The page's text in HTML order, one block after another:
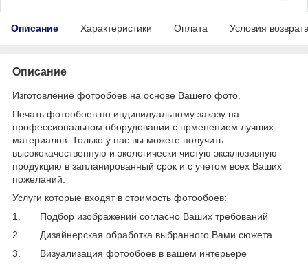
Описание Характеристики Оплата Условия
Описание
Изготовление фотообоев на основе Вашего фото.
Печать фотообоев по индивидуальному заказу на
профессиональном оборудовании с прменением лучших
материалов. Только у нас вы можете получить
высококачественную и экологически чистую эксклюзивную
продукцию в запланированный срок и с учетом всех Ваших
пожеланий.
Услуги которые входят в стоимость фотообоев:
1. Подбор изображений согласно Ваших требований
2. Дизайнерская обработка выбранного Вами сюжета
3. Визуализация фотообоев в вашем интерьере